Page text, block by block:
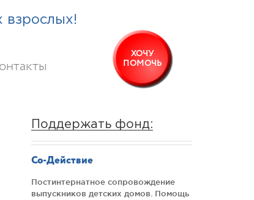
ХОЧУ
ПОМОЧЬ
Поддержать фонд:
Со-Действие
Постинтернатное сопровождение
выпускников детских домов. Помощь